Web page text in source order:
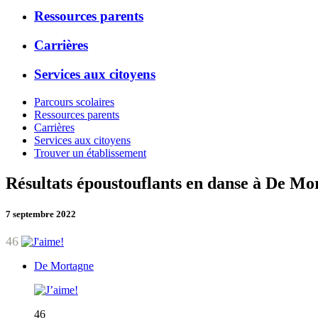
Ressources parents
Carrières
Services aux citoyens
Parcours scolaires
Ressources parents
Carrières
Services aux citoyens
Trouver un établissement
Résultats époustouflants en danse à De
7 septembre 2022
46
De Mortagne
46